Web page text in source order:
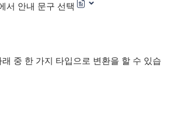
서 안내 문구 선택
중 한 가지 타입으로 변환을 할 수 있습